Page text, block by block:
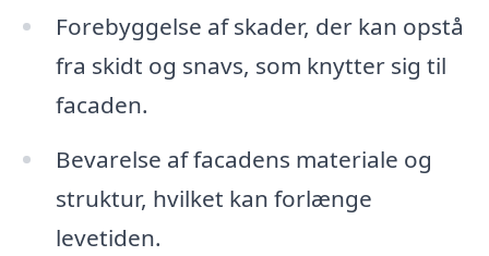
Forebyggelse af skader, der kan opstå
fra skidt og snavs, som knytter sig til
facaden.
Bevarelse af facadens materiale og
struktur, hvilket kan forlænge
levetiden.